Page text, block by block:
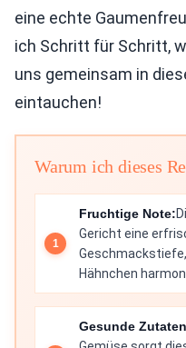
eine echte
ich Schritt für Schritt,
uns gemeinsam in
eintauchen!
Warum ich dieses
Fruchtige Note:
Gericht eine
Hähnchen
Gesunde